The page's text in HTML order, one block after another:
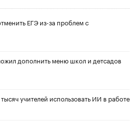
ЕГЭ из-за проблем с
дополнить меню школ и детсадов
учителей использовать ИИ в работе